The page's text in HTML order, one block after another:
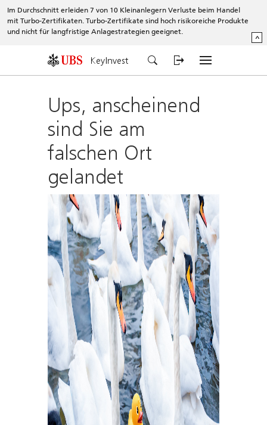
Im Durchschnitt erleiden 7 von 10 Kleinanlegern Verluste beim Handel
mit Turbo-Zertifikaten. Turbo-Zertifikate sind hoch risikoreiche Produkte
und nicht für langfristige Anlagestrategien geeignet.
^
KeyInvest
Ups, anscheinend
sind Sie am
falschen Ort
gelandet